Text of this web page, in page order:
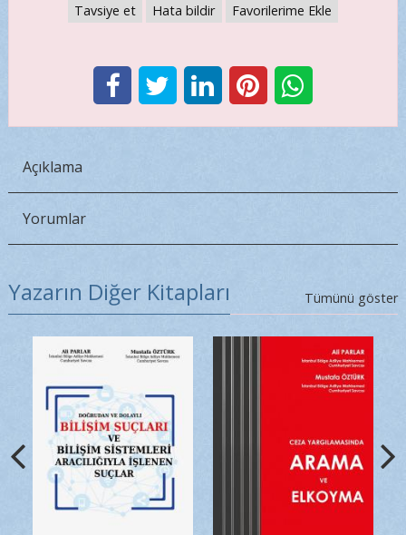
Tavsiye et Hata bildir Favorilerime Ekle
Açıklama
Yorumlar
Yazarın Diğer Kitapları Tümünü göster